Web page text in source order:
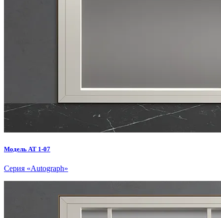
Модель AT 1-07
Серия «Autograph»